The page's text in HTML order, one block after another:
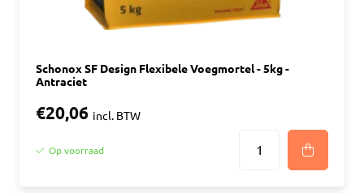
Schonox SF Design Flexibele Voegmortel - 5kg -
Antraciet
€20,06 incl. BTW
Op voorraad